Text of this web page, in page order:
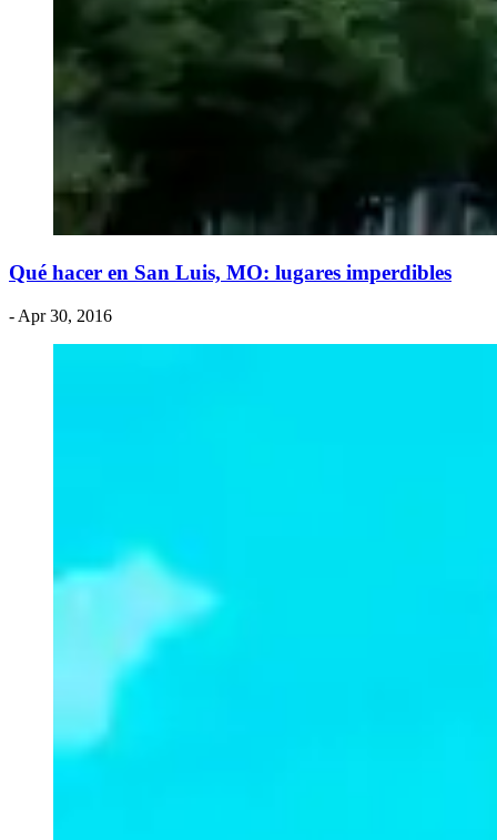
Qué hacer en San Luis, MO: lugares imperdibles
- Apr 30, 2016